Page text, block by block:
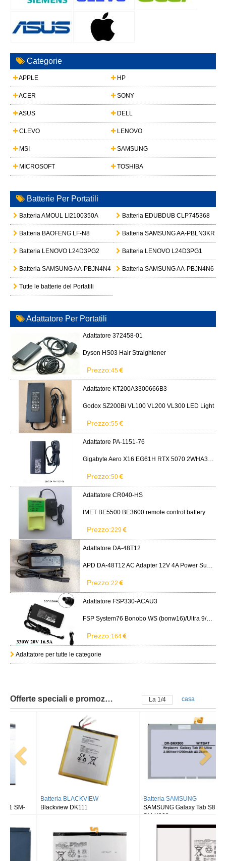
Categorie
APPLE HP
ACER SONY
ASUS DELL
CLEVO LENOVO
MSI SAMSUNG
MICROSOFT TOSHIBA
Batterie Per Portatili
Batteria AMOUL LI2100350A Batteria EDUBDUB CLP745368
Batteria BAOFENG LF-N8 Batteria SAMSUNG AA-PBLN3KR
Batteria LENOVO L24D3PG2 Batteria LENOVO L24D3PG1
Batteria SAMSUNG AA-PBJN4N4 Batteria SAMSUNG AA-PBJN4N6
Tutte le batterie del Portatili
Adattatore Per Portatili
Adattatore 372458-01
Dyson HS03 Hair Straightener
Prezzo:45
Adattatore KT200A3300666B3
Godox SZ200Bi VL100 VL200 VL300 LED Light
Prezzo:55
Adattatore PA-1151-76
Gigabyte Aero X16 EG61H RTX 5070 2WHA3USC64AH LITEON PA-1151-76 150W adapter
Prezzo:50
Adattatore CR040-HS
IMET BE5500 BE3600 remote control battery
Prezzo:229
Adattatore DA-48T12
APD DA-48T12 AC Adapter 12V 4A Power Supply Cord
Prezzo:22
Adattatore FSP330-ACAU3
FSP System76 Bonobo WS (bonw16)/Ultra 9/RTX5090
Prezzo:164
Adattatore per tutte le categorie
Offerte speciali e promozioni La 2/4 casa
Batteria BLACKVIEW
Blackview DK111
Batteria SAMSUNG
SAMSUNG Galaxy Tab S8 Ultra